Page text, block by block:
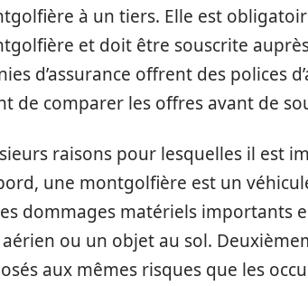
à un tiers. Elle est
et doit être souscrite
d’assurance offrent des polices
de comparer les offres avant de
raisons pour lesquelles il est
une montgolfière est un
dommages matériels importants
ou un objet au sol.
aux mêmes risques que les